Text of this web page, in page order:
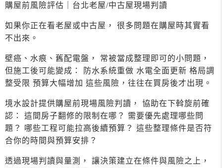
購屋前風險評估｜台北老屋/中古屋現場判讀
如果你正在看老屋或中古屋， 很多問題在購屋時其實看
不出來。
壁癌、水痕、舊配電盤， 常被當成整理即可的小問題，
但施工後可能變成： 防水系統重做 水電全面更新 格局調
整受限 預算大幅增加 這些風險，往往在買房後才出現。
境水設計提供購屋前現場風險判讀， 協助在下斡旋前確
認： 這間房子翻修的限制在哪？ 需要優先處理哪些問
題？ 哪些工程可能拉高後續預算？ 這些整理條件是否符
合你的時間與預算安排？
透過現場判讀與量測， 讓決策建立在條件與風險之上，